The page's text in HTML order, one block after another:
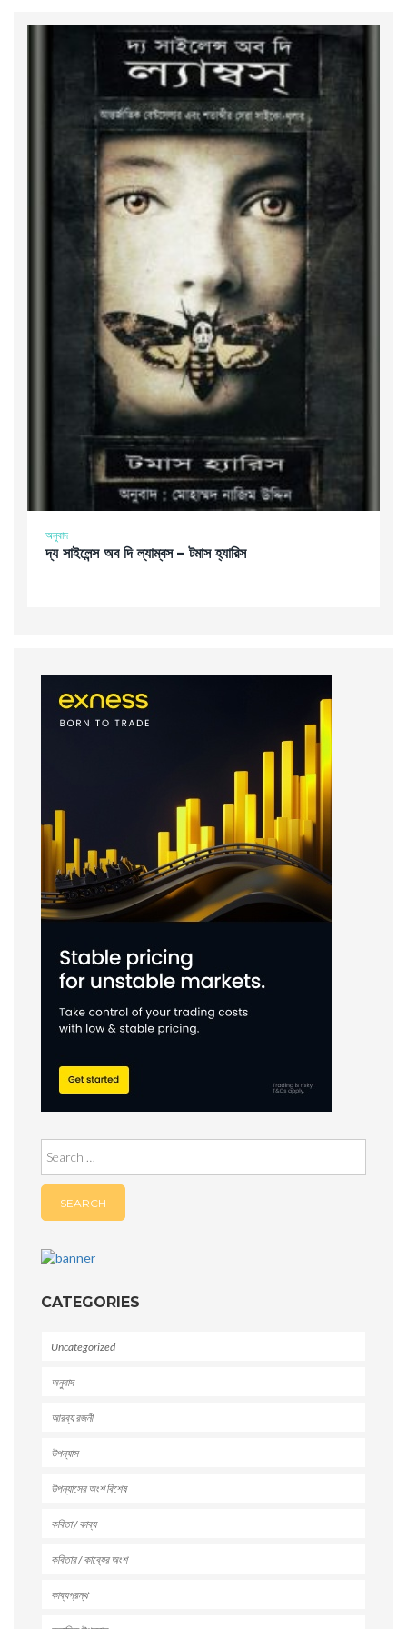
অনুবাদ
দ্য সাইলেন্স অব দি ল্যাম্বস – টমাস হ্যারিস
for:
CATEGORIES
Uncategorized
অনুবাদ
আরব্য রজনী
উপন্যাস
উপন্যাসের অংশ বিশেষ
কবিতা / কাব্য
কবিতার / কাব্যের অংশ
কাব্যগ্রন্থ